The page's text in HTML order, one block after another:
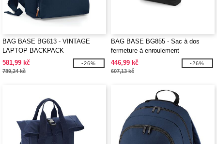
BAG BASE BG613 - VINTAGE
LAPTOP BACKPACK
581,99 kč
789,24 kč
-26%
BAG BASE BG855 - Sac à dos
fermeture à enroulement
446,99 kč
607,13 kč
-26%